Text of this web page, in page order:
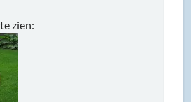
zien: